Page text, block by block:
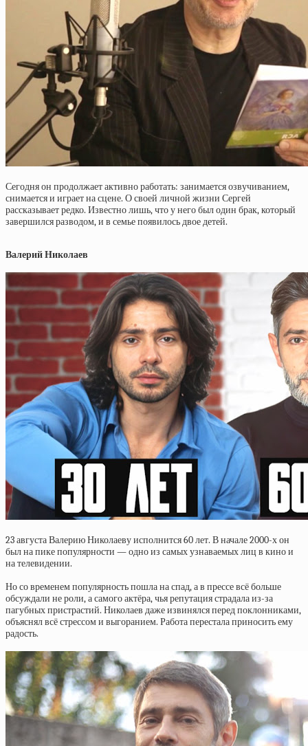
Сегодня он продолжает активно работать: занимается озвучиванием,
снимается и играет на сцене. О своей личной жизни Сергей
рассказывает редко. Известно лишь, что у него был один брак, который
завершился разводом, и в семье появилось двое детей.
Валерий Николаев
23 августа Валерию Николаеву исполнится 60 лет. В начале 2000-х он
был на пике популярности — одно из самых узнаваемых лиц в кино и
на телевидении.
Но со временем популярность пошла на спад, а в прессе всё больше
обсуждали не роли, а самого актёра, чья репутация страдала из-за
пагубных пристрастий. Николаев даже извинялся перед поклонниками,
объяснял всё стрессом и выгоранием. Работа перестала приносить ему
радость.